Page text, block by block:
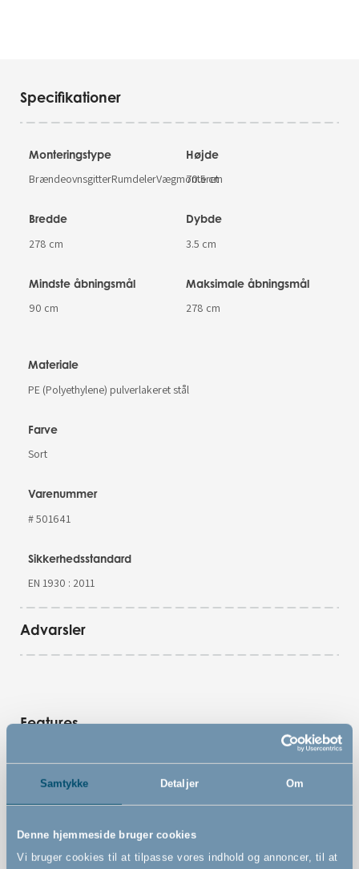
Samtykke Detaljer Om
Denne hjemmeside bruger cookies
Vi bruger cookies til at tilpasse vores indhold og annoncer, til at
Specifikationer
Monteringstype
BrændeovnsgitterRumdelerVægmonteret
Højde
70.5 cm
Bredde
278 cm
Dybde
3.5 cm
Mindste åbningsmål
90 cm
Maksimale åbningsmål
278 cm
Materiale
PE (Polyethylene) pulverlakeret stål
Farve
Sort
Varenummer
# 501641
Sikkerhedsstandard
EN 1930 : 2011
Advarsler
Features
Vægmonteret sikkerhedsgitter
Kan udvides uendeligt med store og små sektioner på
Kan åbnes til begge sider